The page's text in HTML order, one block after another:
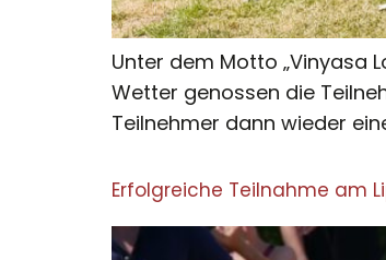
Unter dem Motto „Vinyasa
Wetter genossen die
Teilnehmer dann wieder
Erfolgreiche Teilnahme am